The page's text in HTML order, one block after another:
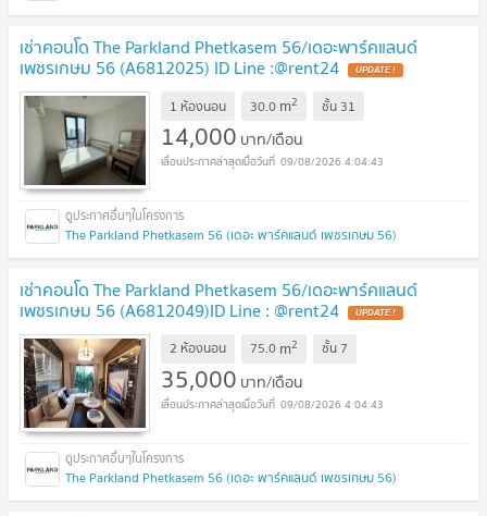
เช่าคอนโด The Parkland Phetkasem 56/เดอะพาร์คแลนด์
เพชรเกษม 56 (A6812025) ID Line :@rent24
1 ห้องนอน 30.0 m2 ชั้น 31
14,000 บาท/เดือน
09/08/2026 4:04:43
The Parkland Phetkasem 56 (เดอะ พาร์คแลนด์ เพชรเกษม 56)
เช่าคอนโด The Parkland Phetkasem 56/เดอะพาร์คแลนด์
เพชรเกษม 56 (A6812049)ID Line : @rent24
2 ห้องนอน 75.0 m2 ชั้น 7
35,000 บาท/เดือน
09/08/2026 4:04:43
The Parkland Phetkasem 56 (เดอะ พาร์คแลนด์ เพชรเกษม 56)